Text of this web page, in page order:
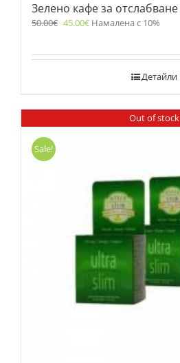
Зелено кафе за отслабване
50.00€ 45.00€ Намалена с 10%
Детайли
Out of stock
Sale!